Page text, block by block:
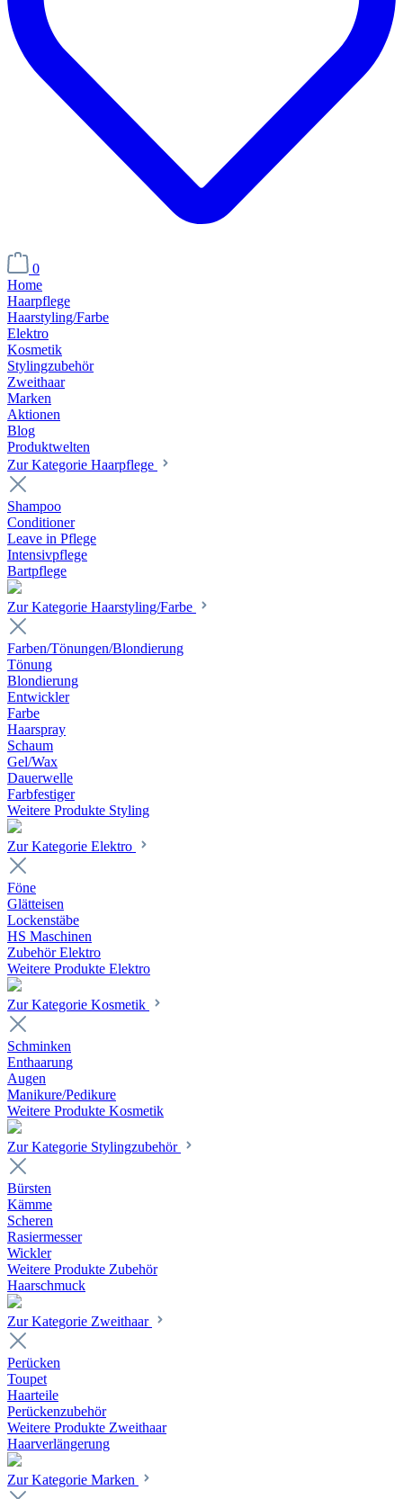
0
Home
Haarpflege
Haarstyling/Farbe
Elektro
Kosmetik
Stylingzubehör
Zweithaar
Marken
Aktionen
Blog
Produktwelten
Zur Kategorie Haarpflege
Shampoo
Conditioner
Leave in Pflege
Intensivpflege
Bartpflege
Zur Kategorie Haarstyling/Farbe
Farben/Tönungen/Blondierung
Tönung
Blondierung
Entwickler
Farbe
Haarspray
Schaum
Gel/Wax
Dauerwelle
Farbfestiger
Weitere Produkte Styling
Zur Kategorie Elektro
Föne
Glätteisen
Lockenstäbe
HS Maschinen
Zubehör Elektro
Weitere Produkte Elektro
Zur Kategorie Kosmetik
Schminken
Enthaarung
Augen
Manikure/Pedikure
Weitere Produkte Kosmetik
Zur Kategorie Stylingzubehör
Bürsten
Kämme
Scheren
Rasiermesser
Wickler
Weitere Produkte Zubehör
Haarschmuck
Zur Kategorie Zweithaar
Perücken
Toupet
Haarteile
Perückenzubehör
Weitere Produkte Zweithaar
Haarverlängerung
Zur Kategorie Marken